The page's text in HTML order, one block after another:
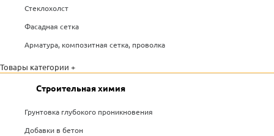
Стеклохолст
Фасадная сетка
Арматура, композитная сетка, проволка
Товары категории +
Строительная химия
Грунтовка глубокого проникновения
Добавки в бетон